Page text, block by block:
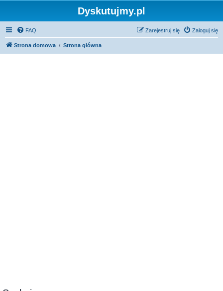
Dyskutujmy.pl
FAQ Zaloguj się
Zarejestruj się
Strona domowa Strona główna